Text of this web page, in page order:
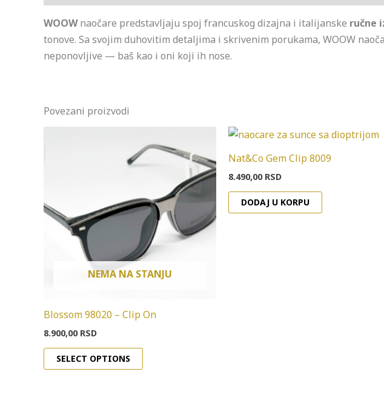
WOOWnaočare predstavljaju spoj francuskog dizajna i italijanske ručne
tonove. Sa svojim duhovitim detaljima i skrivenim porukama, WOOW
neponovljive — baš kao i oni koji ih nose.
Povezani proizvodi
NEMA NA STANJU
Blossom 98020 – Clip On
8.900,00 RSD
SELECT OPTIONS
Nat&Co Gem Clip 8009
8.490,00 RSD
DODAJ U KORPU